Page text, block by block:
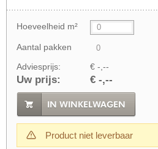
Hoeveelheid m²
Aantal pakken
Adviesprijs: € -,--
Uw prijs: € -,--
IN WINKELWAGEN
Product niet leverbaar